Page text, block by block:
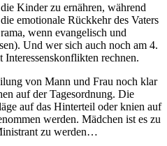
Kinder zu ernähren, während
emotionale Rückkehr des Vaters
wenn evangelisch und
Und wer sich auch noch am 4.
rechnen.
von Mann und Frau noch klar
auf der Tagesordnung. Die
auf das Hinterteil oder knien auf
werden. Mädchen ist es zu
zu werden…